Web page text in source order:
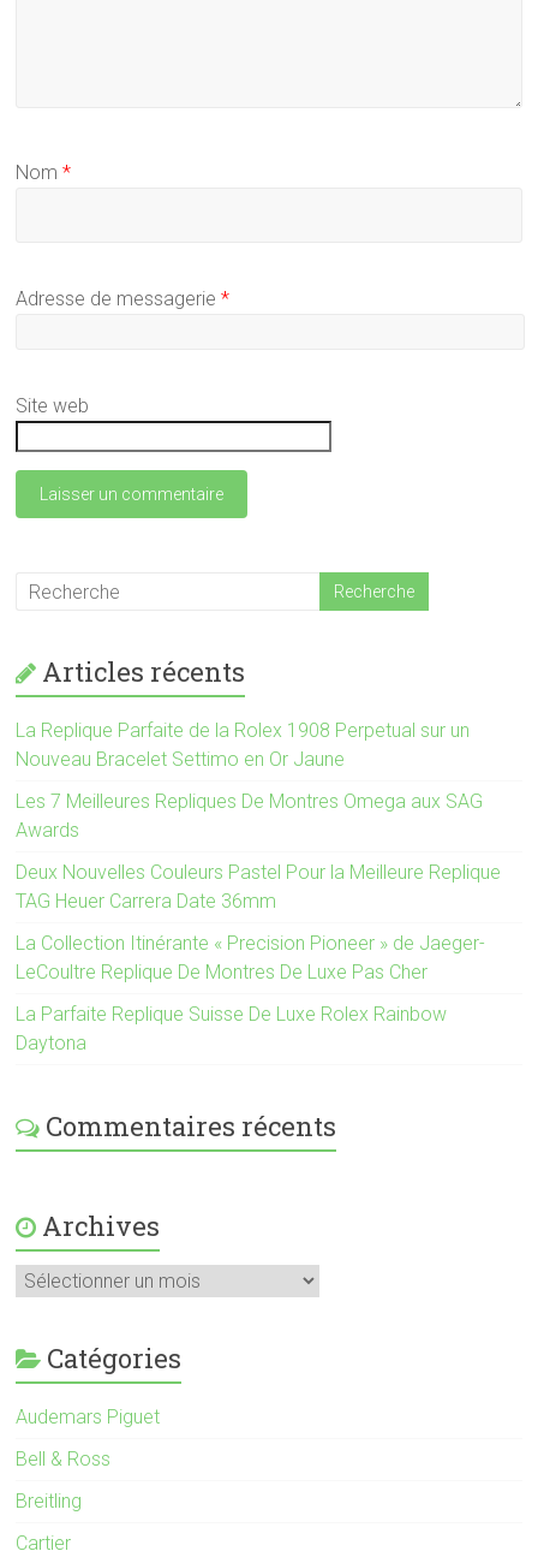
Nom*
Adresse de messagerie*
Site web
Articles récents
La Replique Parfaite de la Rolex 1908 Perpetual sur un
Nouveau Bracelet Settimo en Or Jaune
Les 7 Meilleures Repliques De Montres Omega aux SAG
Awards
Deux Nouvelles Couleurs Pastel Pour la Meilleure Replique
TAG Heuer Carrera Date 36mm
La Collection Itinérante « Precision Pioneer » de Jaeger-
LeCoultre Replique De Montres De Luxe Pas Cher
La Parfaite Replique Suisse De Luxe Rolex Rainbow
Daytona
Commentaires récents
Archives
Catégories
Audemars Piguet
Bell & Ross
Breitling
Cartier